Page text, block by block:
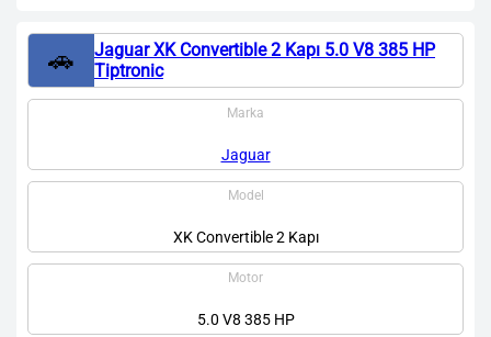
🚗
Jaguar XK Convertible 2 Kapı 5.0 V8 385 HP
Tiptronic
Marka
Jaguar
Model
XK Convertible 2 Kapı
Motor
5.0 V8 385 HP